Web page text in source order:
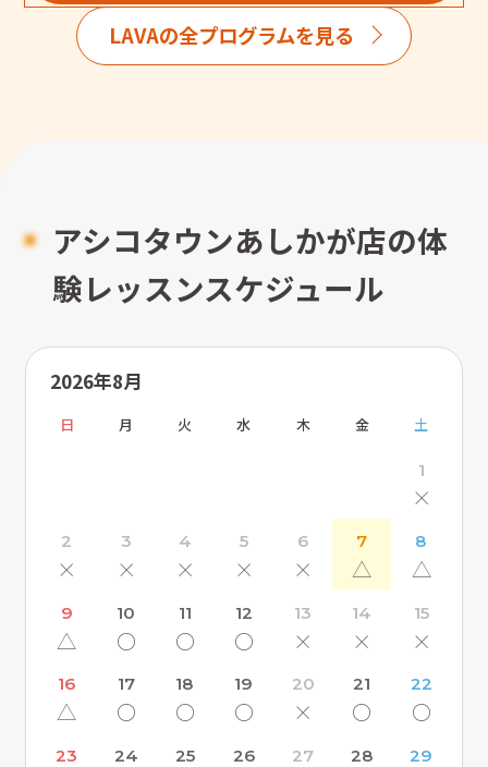
LAVAの全プログラムを見る
アシコタウンあしかが店の体
験レッスンスケジュール
2026年8月
日 月 火 水 木 金 土
1
×
2
×
3
×
4
×
5
×
6
×
7
△
8
△
9
△
10
〇
11
〇
12
〇
13
×
14
×
15
×
16
△
17
〇
18
〇
19
〇
20
×
21
〇
22
〇
23 24 25 26 27 28 29